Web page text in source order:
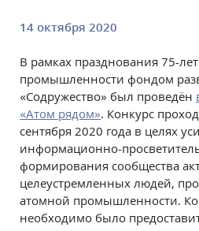
14 октября 2020
В рамках празднования 75-
промышленности фондом
«Содружество» был проведён
«Атом рядом». Конкурс
сентября 2020 года в целях
информационно-
формирования сообщества
целеустремленных людей,
атомной промышленности.
необходимо было